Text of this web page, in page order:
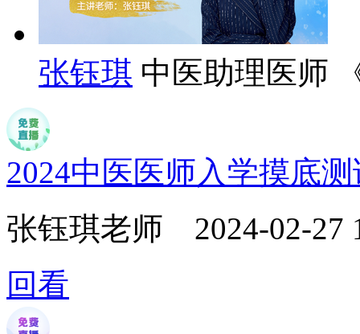
张钰琪 中医助理医师
2024中医医师入学摸底
张钰琪老师 2024-02-27
回看